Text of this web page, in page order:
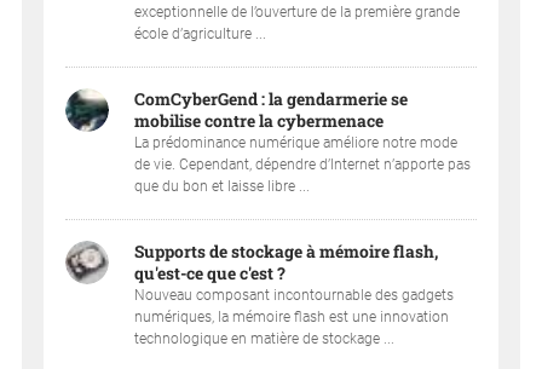
exceptionnelle de l’ouverture de la première grande
école d’agriculture ...
ComCyberGend : la gendarmerie se
mobilise contre la cybermenace
La prédominance numérique améliore notre mode
de vie. Cependant, dépendre d’Internet n’apporte pas
que du bon et laisse libre ...
Supports de stockage à mémoire flash,
qu'est-ce que c'est ?
Nouveau composant incontournable des gadgets
numériques, la mémoire flash est une innovation
technologique en matière de stockage ...